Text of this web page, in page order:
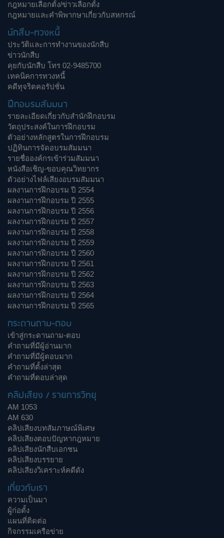
กฎหมายเลือกตั้ง/ข่าวเลือกตั้ง
กฎหมายและคำพิพากษาเกี่ยวกับสหกรณ์
นักสืบ-ทวงหนี้
ประวัติและการทำงานของนักสืบ
ข่าวนักสืบ
คุยกับนักสืบ โทร 02-9485700
เทคนิคการทวงหนี้
คดีทุจริตคอรัปชั่น
ฝึกอบรมสัมมนา
รายละเอียดเกี่ยวกับสำนักฝึกอบรม
วัตถุประสงค์ในการฝึกอบรม
ตัวอย่างหลักสูตรในการฝึกอบรม
ปฏิทินการจัดอบรมสัมมนา
รายชื่อองค์กรเข้าร่วมสัมมนา
หนังสือเชิญ-ขอบคุณวิทยากร
ตัวอย่างไฟล์เสียงอบรมสัมมนา
ผลงานการฝึกอบรม ปี 2554
ผลงานการฝึกอบรม ปี 2555
ผลงานการฝึกอบรม ปี 2556
ผลงานการฝึกอบรม ปี 2557
ผลงานการฝึกอบรม ปี 2558
ผลงานการฝึกอบรม ปี 2559
ผลงานการฝึกอบรม ปี 2560
ผลงานการฝึกอบรม ปี 2561
ผลงานการฝึกอบรม ปี 2562
ผลงานการฝึกอบรม ปี 2563
ผลงานการฝึกอบรม ปี 2564
ผลงานการฝึกอบรม ปี 2565
กระดานถาม-ตอบ
เข้าสู่กระดานถาม-ตอบ
คำถามที่มีผู้อ่านมาก
คำถามที่มีผู้ตอบมาก
คำถามที่ตั้งล่าสุด
คำถามที่ตอบล่าสุด
คลิปเสียง / รายการวิทยุ
AM 1053
AM 630
คลิปเสียงบทสัมภาษณ์พิเศษ
คลิปเสียงตอบปัญหากฎหมาย
คลิปเสียงนักสืบเอกชน
คลิปเสียงบรรยาย
คลิปเสียงวิเคราะห์คดีดัง
เกี่ยวกับเรา
ความเป็นมา
ผู้ก่อตั้ง
แผนที่ติดต่อ
กิจกรรมเครือข่าย